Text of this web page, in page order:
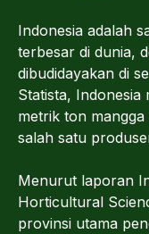
Indonesia adalah
terbesar di dunia,
dibudidayakan di
Statista, Indonesia
metrik ton
salah satu
Menurut laporan
Horticultural
provinsi utama